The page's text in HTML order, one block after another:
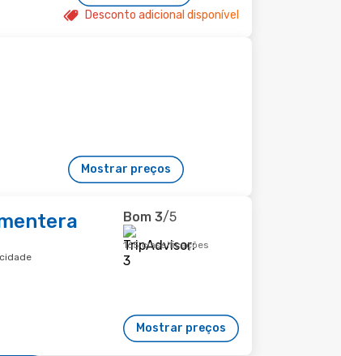
Desconto adicional disponível
Mostrar preços
Bom 3/5
165 classificações
Mostrar preços